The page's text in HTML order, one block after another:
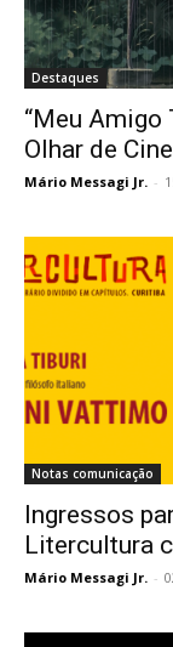
Destaques
“Meu Amigo
Olhar de
Mário Messagi Jr. -
Notas comunicação
Ingressos
Litercultura
Mário Messagi Jr. -